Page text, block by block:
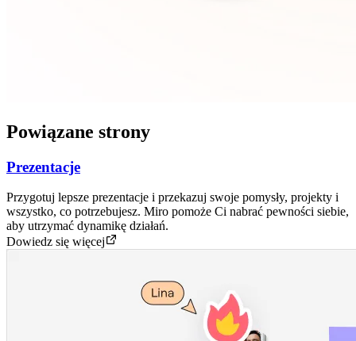
Powiązane strony
Prezentacje
Przygotuj lepsze prezentacje i przekazuj swoje pomysły, projekty i
wszystko, co potrzebujesz. Miro pomoże Ci nabrać pewności siebie,
aby utrzymać dynamikę działań.
Dowiedz się więcej